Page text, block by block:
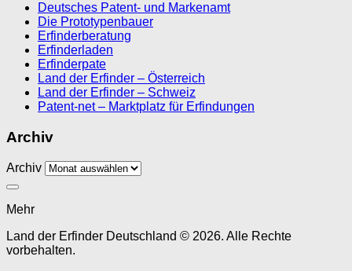
Deutsches Patent- und Markenamt
Die Prototypenbauer
Erfinderberatung
Erfinderladen
Erfinderpate
Land der Erfinder – Österreich
Land der Erfinder – Schweiz
Patent-net – Marktplatz für Erfindungen
Archiv
Archiv
Mehr
Land der Erfinder Deutschland © 2026. Alle Rechte
vorbehalten.